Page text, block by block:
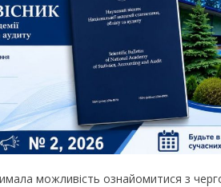
можливість ознайомитися з